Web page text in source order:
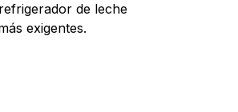
de leche
exigentes.